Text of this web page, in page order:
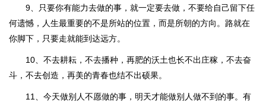
9、只要你有能力去做的事，就一定要去做，不要给自己留下任
何遗憾，人生最重要的不是所站的位置，而是所朝的方向。路就在
你脚下，只要走就能到达远方。
10、不去耕耘，不去播种，再肥的沃土也长不出庄稼，不去奋
斗，不去创造，再美的青春也结不出硕果。
11、今天做别人不愿做的事，明天才能做别人做不到的事。有